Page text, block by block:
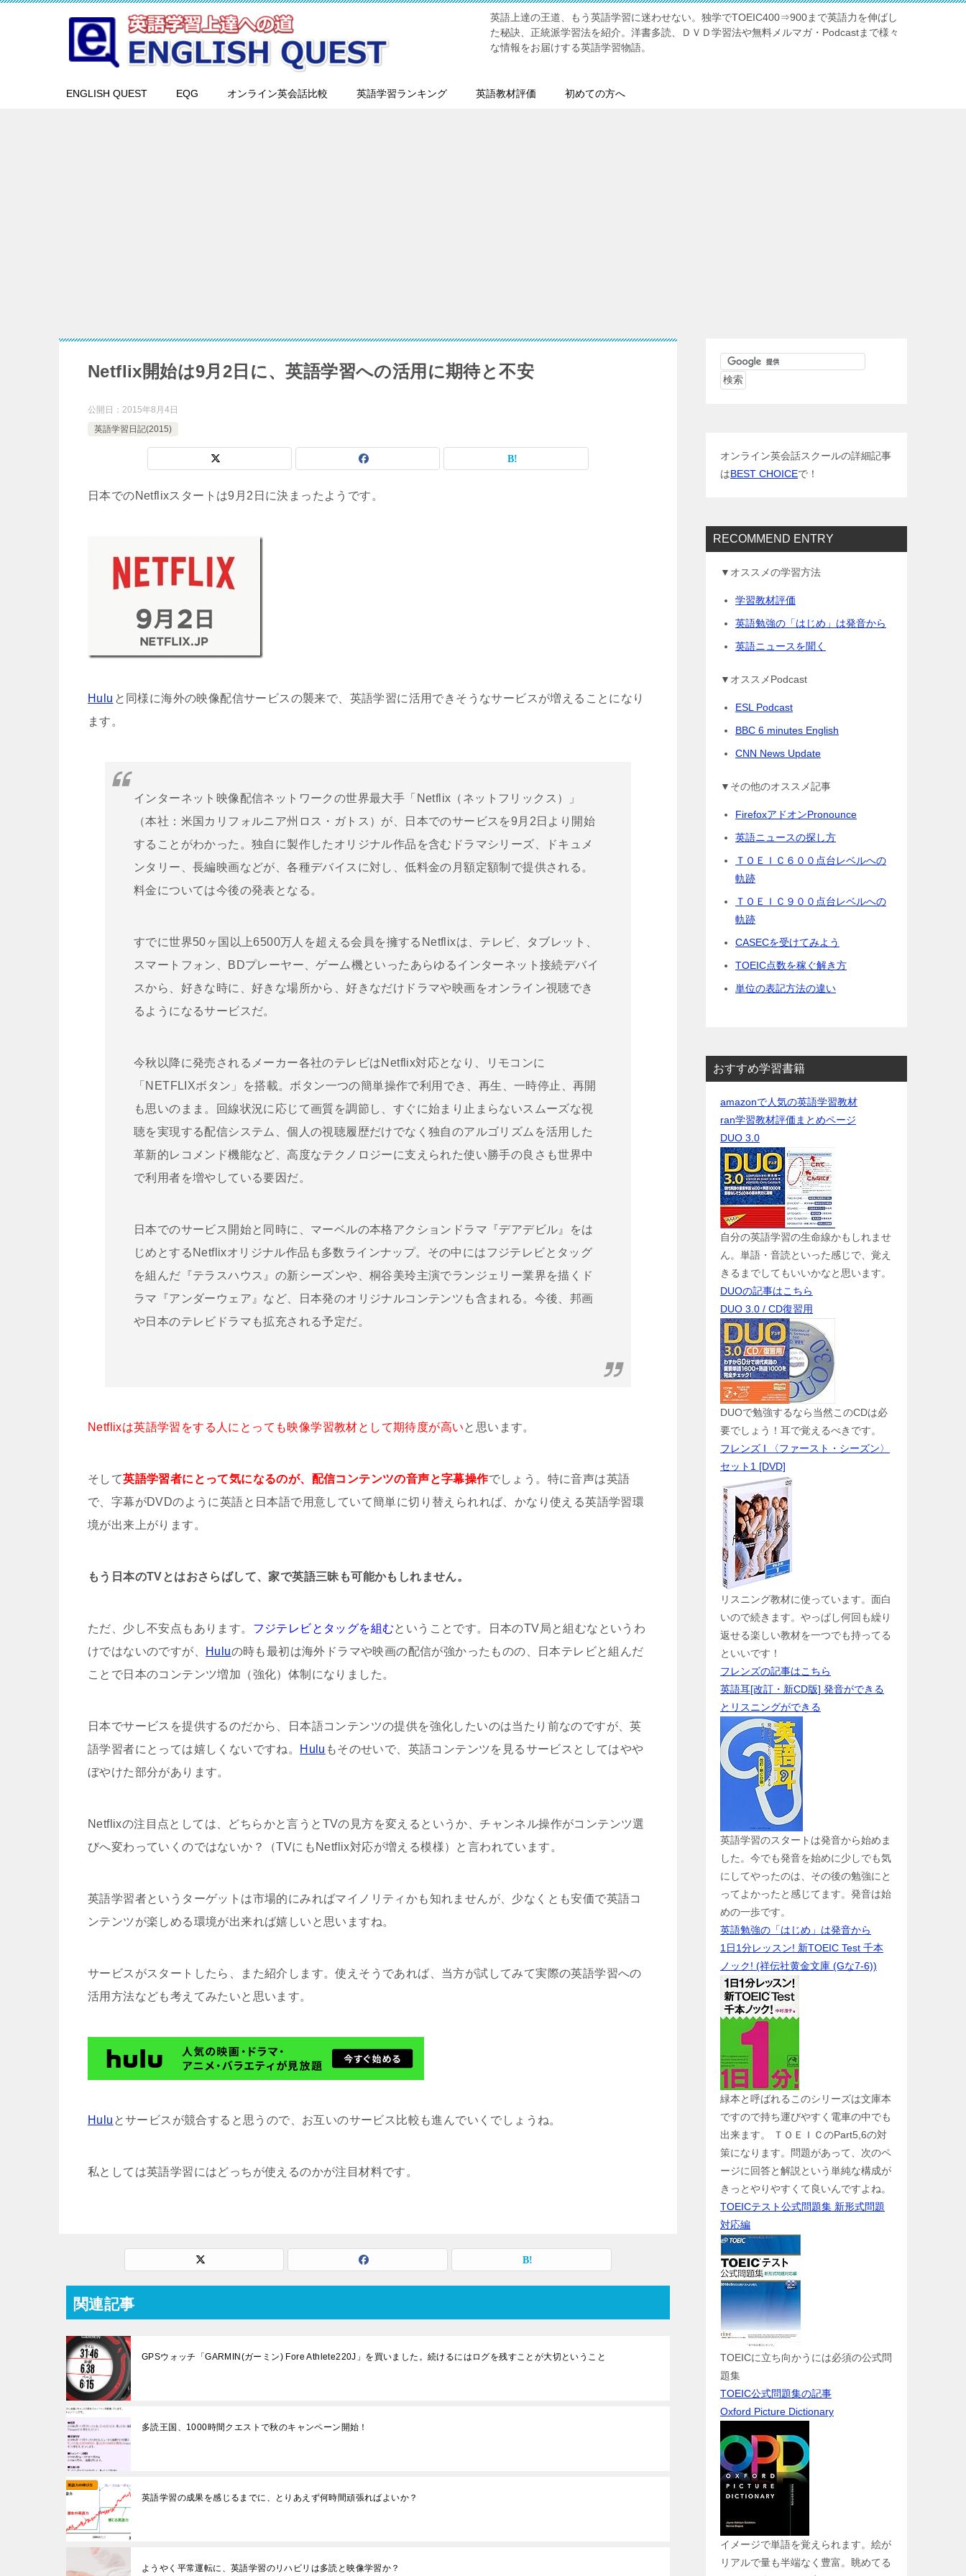
英語上達の王道、もう英語学習に迷わせない。独学でTOEIC400⇒900まで英語力を伸ばし
た秘訣、正統派学習法を紹介。洋書多読、ＤＶＤ学習法や無料メルマガ・Podcastまで様々
な情報をお届けする英語学習物語。
ENGLISH QUEST EQG オンライン英会話比較 英語学習ランキング 英語教材評価 初めての方へ
Netflix開始は9月2日に、英語学習への活用に期待と不安
公開日： 2015年8月4日
英語学習日記(2015)
日本でのNetflixスタートは9月2日に決まったようです。
Hulu と同様に海外の映像配信サービスの襲来で、英語学習に活用できそうなサービスが増えることになり
ます。
インターネット映像配信ネットワークの世界最大手「Netflix（ネットフリックス）」
（本社：米国カリフォルニア州ロス・ガトス）が、日本でのサービスを9月2日より開始
することがわかった。独自に製作したオリジナル作品を含むドラマシリーズ、ドキュメ
ンタリー、長編映画などが、各種デバイスに対し、低料金の月額定額制で提供される。
料金については今後の発表となる。
すでに世界50ヶ国以上6500万人を超える会員を擁するNetflixは、テレビ、タブレット、
スマートフォン、BDプレーヤー、ゲーム機といったあらゆるインターネット接続デバイ
スから、好きな時に、好きな場所から、好きなだけドラマや映画をオンライン視聴でき
るようになるサービスだ。
今秋以降に発売されるメーカー各社のテレビはNetflix対応となり、リモコンに
「NETFLIXボタン」を搭載。ボタン一つの簡単操作で利用でき、再生、一時停止、再開
も思いのまま。回線状況に応じて画質を調節し、すぐに始まり止まらないスムーズな視
聴を実現する配信システム、個人の視聴履歴だけでなく独自のアルゴリズムを活用した
革新的レコメンド機能など、高度なテクノロジーに支えられた使い勝手の良さも世界中
で利用者を増やしている要因だ。
日本でのサービス開始と同時に、マーベルの本格アクションドラマ『デアデビル』をは
じめとするNetflixオリジナル作品も多数ラインナップ。その中にはフジテレビとタッグ
を組んだ『テラスハウス』の新シーズンや、桐谷美玲主演でランジェリー業界を描くド
ラマ『アンダーウェア』など、日本発のオリジナルコンテンツも含まれる。今後、邦画
や日本のテレビドラマも拡充される予定だ。
Netflixは英語学習をする人にとっても映像学習教材として期待度が高いと思います。
そして英語学習者にとって気になるのが、配信コンテンツの音声と字幕操作でしょう。特に音声は英語
で、字幕がDVDのように英語と日本語で用意していて簡単に切り替えられれば、かなり使える英語学習環
境が出来上がります。
もう日本のTVとはおさらばして、家で英語三昧も可能かもしれません。
ただ、少し不安点もあります。 フジテレビとタッグを組むということです。日本のTV局と組むなというわ
けではないのですが、
Huluの時も最初は海外ドラマや映画の配信が強かったものの、日本テレビと組んだ
ことで日本のコンテンツ増加（強化）体制になりました。
日本でサービスを提供するのだから、日本語コンテンツの提供を強化したいのは当たり前なのですが、英
語学習者にとっては嬉しくないですね。
Hulu もそのせいで、英語コンテンツを見るサービスとしてはやや
ぼやけた部分があります。
Netflixの注目点としては、どちらかと言うとTVの見方を変えるというか、チャンネル操作がコンテンツ選
びへ変わっていくのではないか？（TVにもNetflix対応が増える模様）と言われています。
英語学習者というターゲットは市場的にみればマイノリティかも知れませんが、少なくとも安価で英語コ
ンテンツが楽しめる環境が出来れば嬉しいと思いますね。
サービスがスタートしたら、また紹介します。使えそうであれば、当方が試してみて実際の英語学習への
活用方法なども考えてみたいと思います。
Hulu とサービスが競合すると思うので、お互いのサービス比較も進んでいくでしょうね。
私としては英語学習にはどっちが使えるのかが注目材料です。
関連記事
GPSウォッチ「GARMIN(ガーミン) Fore Athlete220J」を買いました。続けるにはログを残すことが大切ということ
多読王国、1000時間クエストで秋のキャンペーン開始！
英語学習の成果を感じるまでに、とりあえず何時間頑張ればよいか？
ようやく平常運転に、英語学習のリハビリは多読と映像学習か？
オンライン英会話スクールの詳細記事
はBEST CHOICEで！
RECOMMEND ENTRY
▼オススメの学習方法
学習教材評価
英語勉強の「はじめ」は発音から
英語ニュースを聞く
▼オススメPodcast
ESL Podcast
BBC 6 minutes English
CNN News Update
▼その他のオススメ記事
FirefoxアドオンPronounce
英語ニュースの探し方
ＴＯＥＩＣ６００点台レベルへの
軌跡
ＴＯＥＩＣ９００点台レベルへの
軌跡
CASECを受けてみよう
TOEIC点数を稼ぐ解き方
単位の表記方法の違い
おすすめ学習書籍
amazonで人気の英語学習教材
ran学習教材評価まとめページ
DUO 3.0
自分の英語学習の生命線かもしれませ
ん。単語・音読といった感じで、覚え
きるまでしてもいいかなと思います。
DUOの記事はこちら
DUO 3.0 / CD復習用
DUOで勉強するなら当然このCDは必
要でしょう！耳で覚えるべきです。
フレンズ I 〈ファースト・シーズン〉
セット1 [DVD]
リスニング教材に使っています。面白
いので続きます。やっぱし何回も繰り
返せる楽しい教材を一つでも持ってる
といいです！
フレンズの記事はこちら
英語耳[改訂・新CD版] 発音ができる
とリスニングができる
英語学習のスタートは発音から始めま
した。今でも発音を始めに少しでも気
にしてやったのは、その後の勉強にと
ってよかったと感じてます。発音は始
めの一歩です。
英語勉強の「はじめ」は発音から
1日1分レッスン! 新TOEIC Test 千本
ノック! (祥伝社黄金文庫 (Gな7-6))
緑本と呼ばれるこのシリーズは文庫本
ですので持ち運びやすく電車の中でも
出来ます。 ＴＯＥＩＣのPart5,6の対
策になります。問題があって、次のペ
ージに回答と解説という単純な構成が
きっとやりやすくて良いんですよね。
TOEICテスト公式問題集 新形式問題
対応編
TOEICに立ち向かうには必須の公式問
題集
TOEIC公式問題集の記事
Oxford Picture Dictionary
イメージで単語を覚えられます。絵が
リアルで量も半端なく豊富。眺めてる